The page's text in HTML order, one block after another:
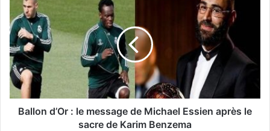
Ballon d’Or : le message de Michael Essien après le
sacre de Karim Benzema